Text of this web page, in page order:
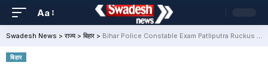
Aa
Swadesh News > राज्य> बिहार > Bihar Police Constable Exam Patliputra Ruckus पटना में सिपाही भर्ती परीक्षा से पहले भारी उपद्रव: पाटलिपुत्र स्टेशन पर तोड़फोड़ और पथराव; पुलिस ने की हवाई फायरिंग, 6 उपद्रवी गिरफ्तार
बिहार